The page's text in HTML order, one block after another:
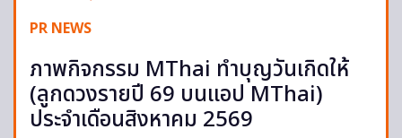
PR NEWS
ภาพกิจกรรม MThai ทำบุญวันเกิดให้
(ลูกดวงรายปี 69 บนแอป MThai)
ประจำเดือนสิงหาคม 2569